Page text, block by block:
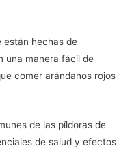
están hechas de
una manera fácil de
comer arándanos rojos
de las píldoras de
de salud y efectos